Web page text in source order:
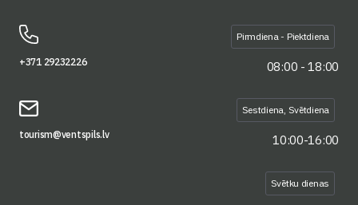
+371 29232226
tourism@ventspils.lv
Pirmdiena - Piektdiena
08:00 - 18:00
Sestdiena, Svētdiena
10:00-16:00
Svētku dienas